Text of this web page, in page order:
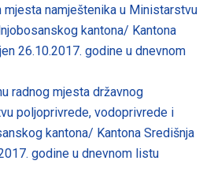
mjesta namještenika u Ministarstvu
kantona/ Kantona
26.10.2017. godine u dnevnom
radnog mjesta državnog
poljoprivrede, vodoprivrede i
kantona/ Kantona Središnja
godine u dnevnom listu